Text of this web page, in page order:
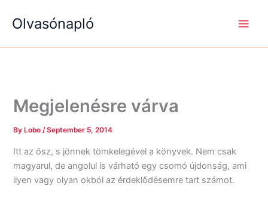
Olvasónapló
Megjelenésre várva
By Lobo/September 5, 2014
Itt az ősz, s jönnek tömkelegével a könyvek. Nem csak
magyarul, de angolul is várható egy csomó újdonság, ami
ilyen vagy olyan okból az érdeklődésemre tart számot.
e
a
é
g
k
é
g
k